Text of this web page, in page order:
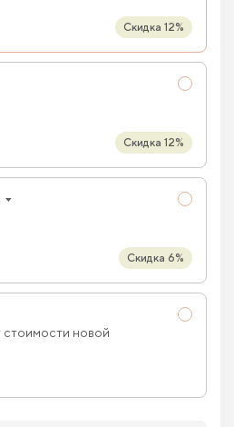
Скидка 12%
Скидка 12%
Скидка 6%
стоимости новой